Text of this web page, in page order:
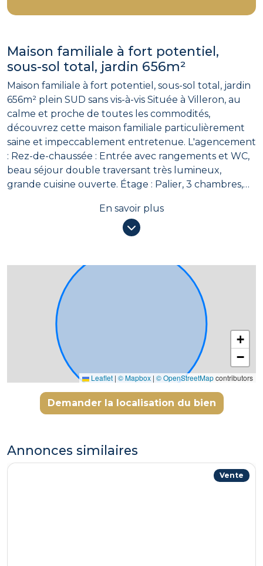
Maison familiale à fort potentiel,
sous-sol total, jardin 656m²
Maison familiale à fort potentiel, sous-sol total, jardin
656m² plein SUD sans vis-à-vis Située à Villeron, au
calme et proche de toutes les commodités,
découvrez cette maison familiale particulièrement
saine et impeccablement entretenue. L'agencement
: Rez-de-chaussée : Entrée avec rangements et WC,
beau séjour double traversant très lumineux,
grande cuisine ouverte. Étage : Palier, 3 chambres,
grand garage pour 2 voitures. L'extérieur : Une belle
intimité totale. Transports & Commodités :
Emplacement stratégique à proximité immédiate de
la gare RER D de Louvres et d'un accès rapide à
l'Aéroport Roissy CDG. Une maison saine, rare et
complète avec un fort potentiel de valorisation.
Contactez Emilie au 06 28 82 82 02 pour une visite !
En savoir plus
+
−
Leaflet | © Mapbox | © OpenStreetMapcontributors
Demander la localisation du bien
Annonces similaires
Vente